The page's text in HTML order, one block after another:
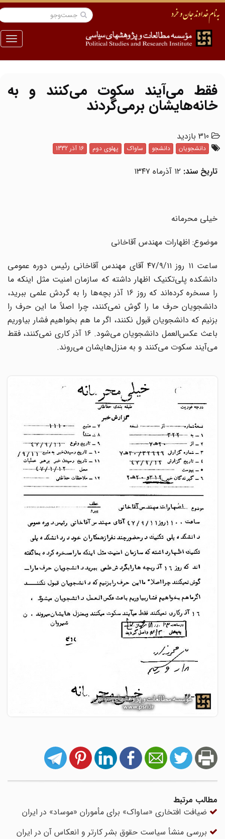
منو
فقط می‌آیند سکوت می‌کنند و به
خانه‌هایشان برمی‌گردند
310 بازدید
دانشجویان دانشجو ساواک پهلوی دوم
تاریخ سند:۱۲ آذرماه ۱۳۴۷
خیلی محرمانه
موضوع: اظهارات مهندس آقاخانی
ساعت ۱۱ روز ۴۷/۹/۱۱ آقای مهندس آقاخانی رئیس دوره عمومی
دانشکده پلی‌تکنیک اظهار داشته که سازمان امنیت مثل اینکه ما
را مسخره کرده‌اند که روز ۱۶ آذر بچه‌ها را به گردش علمی ببرید،
دانشجویان حرف ما را گوش نمی‌کنند، چرا اصلاً ما این حرف را
بزنیم که دانشجویان قبول نکنند، اگر ما هم بخواهیم فشار بیاوریم
باعث عکس‌العمل دانشجویان می‌شود. ۱۶ آذر کاری نمی‌کنند، فقط
می‌آیند سکوت می‌کنند و به منزل‌هایشان می‌روند.
مطالب مرتبط
ضیافت افتخاری «ساواک» برای مأموران «موساد» در ایران
بررسی منشأ سیاست حقوق بشر کارتر و انعکاس آن در ایران